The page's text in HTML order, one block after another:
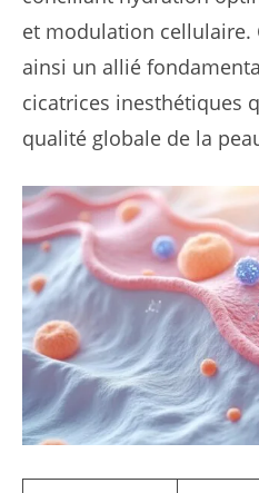
et modulation cellulaire.
ainsi un allié
cicatrices inesthétiques
qualité globale de la